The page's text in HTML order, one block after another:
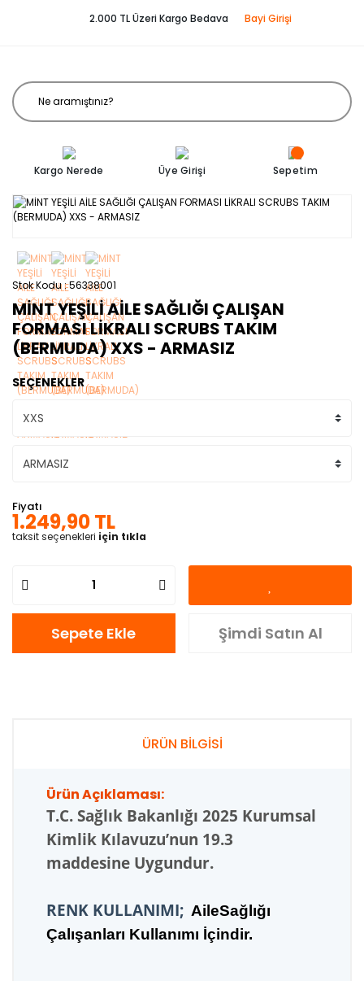
2.000 TL Üzeri Kargo Bedava Bayi Girişi
Kargo Nerede Üye Girişi Sepetim
Stok Kodu 56338001
MİNT YEŞİLİ AİLE SAĞLIĞI ÇALIŞAN
FORMASI LİKRALI SCRUBS TAKIM
(BERMUDA) XXS - ARMASIZ
SEÇENEKLER
Fiyatı
1.249,90 TL
taksit seçenekleri için tıkla
Sepete Ekle Şimdi Satın Al
ÜRÜN BİLGİSİ
Ürün Açıklaması:
T.C. Sağlık Bakanlığı 2025 Kurumsal
Kimlik Kılavuzu’nun 19.3
maddesine Uygundur.
RENK KULLANIMI; AileSağlığı
Çalışanları Kullanımı İçindir.